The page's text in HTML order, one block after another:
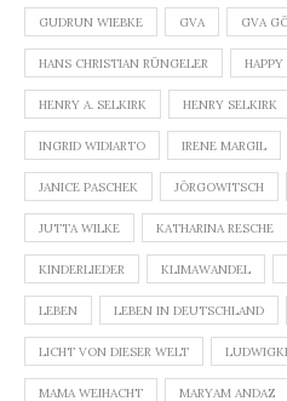
GUDRUN WIEBKE GVA GVA
HANS CHRISTIAN RÜNGELER
HENRY A. SELKIRK HENRY SELKIRK
INGRID WIDIARTO IRENE MARGIL
JANICE PASCHEK JÖRGOWITSCH
JUTTA WILKE KATHARINA RESCHE
KINDERLIEDER KLIMAWANDEL
LEBEN LEBEN IN DEUTSCHLAND
LICHT VON DIESER WELT
MAMA WEIHACHT MARYAM ANDAZ